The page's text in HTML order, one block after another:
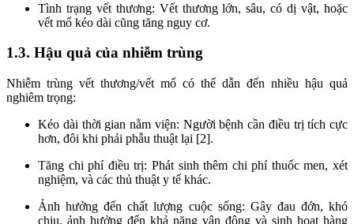
Tình trạng vết thương: Vết thương lớn, sâu, có dị vật, hoặc
vết mổ kéo dài cũng tăng nguy cơ.
1.3. Hậu quả của nhiễm trùng
Nhiễm trùng vết thương/vết mổ có thể dẫn đến nhiều hậu quả
nghiêm trọng:
Kéo dài thời gian nằm viện: Người bệnh cần điều trị tích cực
hơn, đôi khi phải phẫu thuật lại [2].
Tăng chi phí điều trị: Phát sinh thêm chi phí thuốc men, xét
nghiệm, và các thủ thuật y tế khác.
Ảnh hưởng đến chất lượng cuộc sống: Gây đau đớn, khó
chịu, ảnh hưởng đến khả năng vận động và sinh hoạt hàng